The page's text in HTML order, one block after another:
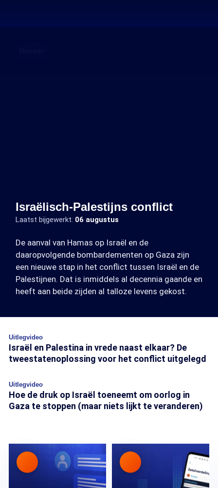
Israëlisch-Palestijns conflict
Laatst bijgewerkt: 06 augustus
De aanval van Hamas op Israël en de
daaropvolgende bombardementen op Gaza zijn
een nieuwe stap in het conflict tussen Israël en de
Palestijnen. Dat is inmiddels al decennia gaande en
heeft aan beide zijden al talloze levens gekost.
Uitlegvideo
Israël en Palestina in vrede naast elkaar? De
tweestatenoplossing voor het conflict uitgelegd
Uitlegvideo
Hoe de druk op Israël toeneemt om oorlog in
Gaza te stoppen (maar niets lijkt te veranderen)